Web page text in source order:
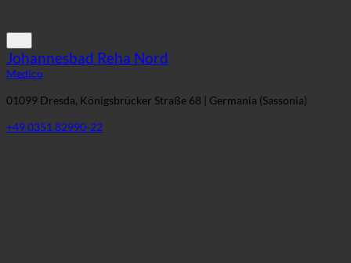
Johannesbad Reha Nord
Medico
01099 Dresda, Königsbrücker Straße 68 | Germania (Sassonia)
+49 0351 82990-22